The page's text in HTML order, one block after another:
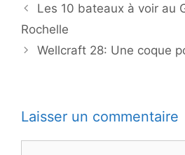
Les 10 bateaux à voir au
Rochelle
Wellcraft 28: Une coque
Laisser un commentaire